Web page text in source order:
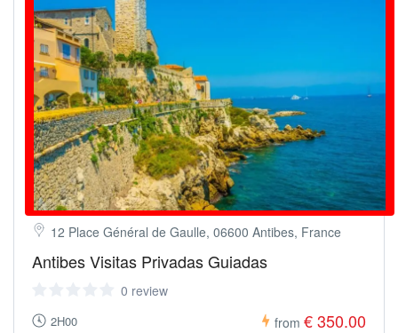
12 Place Général de Gaulle, 06600 Antibes, France
Antibes Visitas Privadas Guiadas
0 review
2H00 from € 350.00